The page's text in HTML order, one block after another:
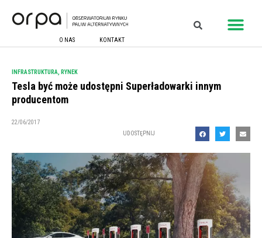
O NAS KONTAKT
INFRASTRUKTURA RYNEK
Tesla być może udostępni Superładowarki innym
producentom
22/06/2017
UDOSTĘPNIJ